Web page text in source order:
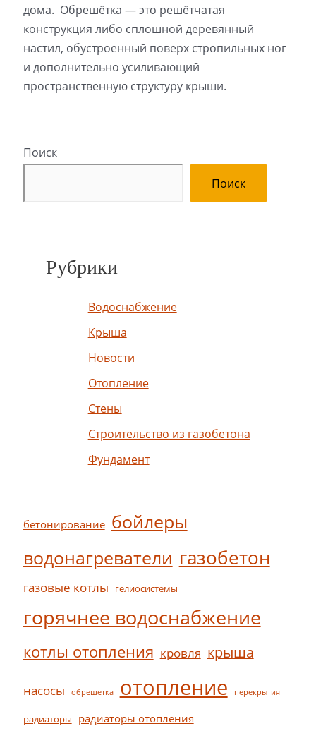
дома. Обрешётка — это решётчатая
конструкция либо сплошной деревянный
настил, обустроенный поверх стропильных ног
и дополнительно усиливающий
пространственную структуру крыши.
Поиск
Поиск
Рубрики
Водоснабжение
Крыша
Новости
Отопление
Стены
Строительство из газобетона
Фундамент
бетонирование бойлеры
водонагреватели газобетон
газовые котлы гелиосистемы
горячнее водоснабжение
котлы отопления кровля крыша
насосы обрешетка отопление перекрытия
радиаторы радиаторы отопления